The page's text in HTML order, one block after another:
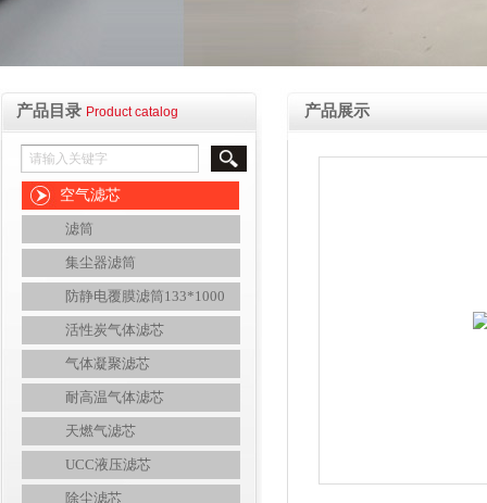
产品目录 Product catalog
空气滤芯
滤筒
集尘器滤筒
防静电覆膜滤筒133*1000
活性炭气体滤芯
气体凝聚滤芯
耐高温气体滤芯
天燃气滤芯
UCC液压滤芯
除尘滤芯
产品展示